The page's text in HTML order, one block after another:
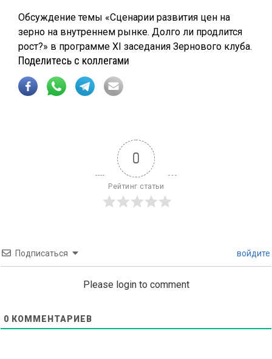
Обсуждение темы «Сценарии развития цен на
зерно на внутреннем рынке. Долго ли продлится
рост?» в программе XI заседания Зернового клуба.
Поделитесь с коллегами
0
Рейтинг статьи
Подписаться войдите
Please login to comment
0 КОММЕНТАРИЕВ